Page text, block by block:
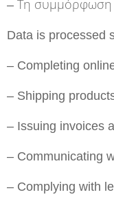
– Τη συμμόρφωση
Data is processed
– Completing
– Shipping
– Issuing invoices
– Communicating
– Complying with